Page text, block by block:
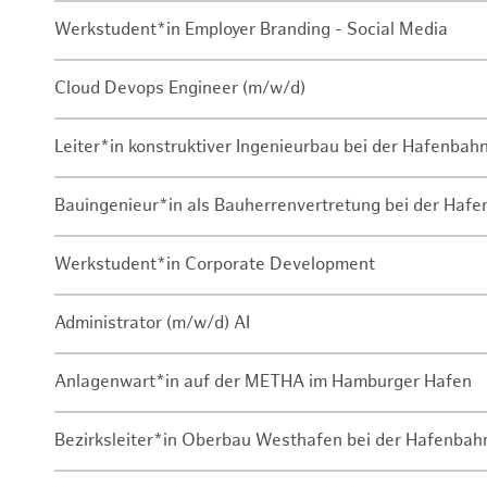
Werkstudent*in Employer Branding - Social Media
Cloud Devops Engineer (m/w/d)
Leiter*in konstruktiver Ingenieurbau bei der Hafenbahn
Bauingenieur*in als Bauherrenvertretung bei der
Werkstudent*in Corporate Development
Administrator (m/w/d) AI
Anlagenwart*in auf der METHA im Hamburger Hafen
Bezirksleiter*in Oberbau Westhafen bei der